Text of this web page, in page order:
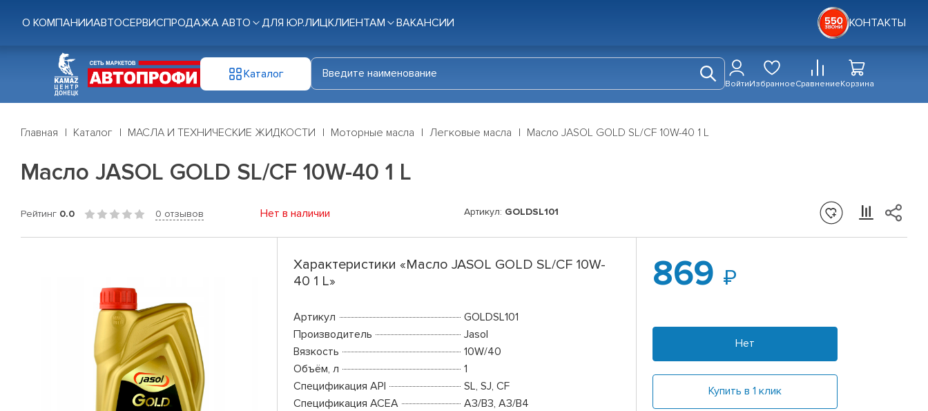
О КОМПАНИИАВТОСЕРВИСПРОДАЖА АВТО ДЛЯ ЮР.ЛИЦКЛИЕНТАМ ВАКАНСИИ КОНТАКТЫ
Каталог
ВойтиИзбранноеСравнениеКорзина
Главная Каталог МАСЛА И ТЕХНИЧЕСКИЕ ЖИДКОСТИ Моторные масла Легковые масла Масло JASOL GOLD SL/CF 10W-40 1 L
Масло JASOL GOLD SL/CF 10W-40 1 L
Рейтинг 0.0 0 отзывов Нет в наличии Артикул: GOLDSL101
Характеристики «Масло JASOL GOLD SL/CF 10W-
40 1 L»
Артикул
GOLDSL101
Производитель
Jasol
Вязкость
10W/40
Объём, л
1
Спецификация API
SL, SJ, CF
Спецификация ACEA
A3/B3, A3/B4
869
Нет
Купить в 1 клик